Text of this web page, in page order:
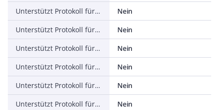
Unterstützt Protokoll für KNX
Nein
Unterstützt Protokoll für Modbus
Nein
Unterstützt Protokoll für Data-Highway
Nein
Unterstützt Protokoll für DeviceNet
Nein
Unterstützt Protokoll für SUCONET
Nein
Unterstützt Protokoll für LON
Nein